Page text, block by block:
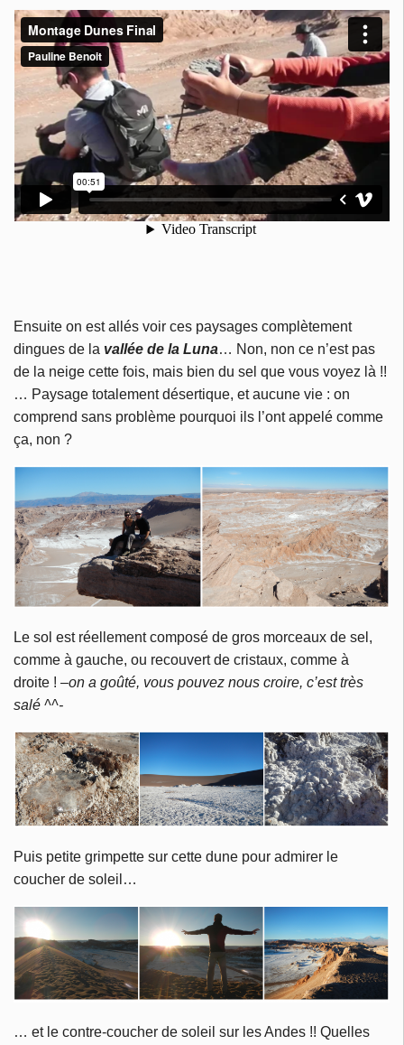
Ensuite on est allés voir ces paysages complètement
dingues de la vallée de la Luna… Non, non ce n’est pas
de la neige cette fois, mais bien du sel que vous voyez là !!
… Paysage totalement désertique, et aucune vie : on
comprend sans problème pourquoi ils l’ont appelé comme
ça, non ?
Le sol est réellement composé de gros morceaux de sel,
comme à gauche, ou recouvert de cristaux, comme à
droite ! –on a goûté, vous pouvez nous croire, c’est très
salé ^^-
Puis petite grimpette sur cette dune pour admirer le
coucher de soleil…
… et le contre-coucher de soleil sur les Andes !! Quelles